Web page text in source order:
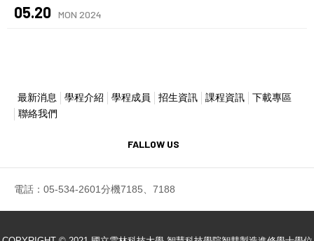
05.20 MON 2024
最新消息 學程介紹 學程成員 招生資訊 課程資訊
下載專區
聯絡我們
FALLOW US
電話：05-534-2601分機7185、7188